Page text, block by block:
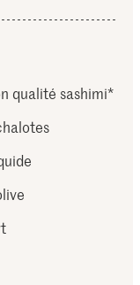
qualité sashimi*